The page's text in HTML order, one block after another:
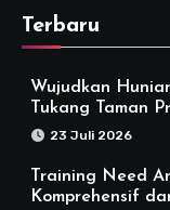
Terbaru
Wujudkan
Tukang Taman
23 Juli 2026
Training Need
Komprehensif